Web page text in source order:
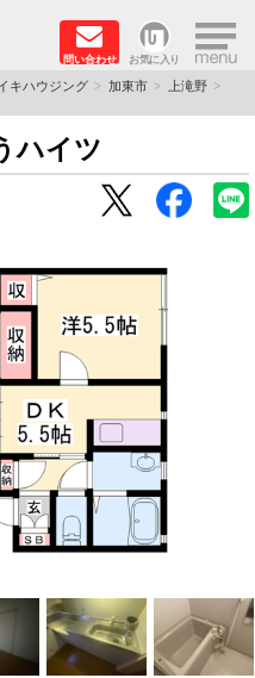
問い合わせ お気に入り ×
件特集☆
キハウジング 加東市
上滝野
ハイツ